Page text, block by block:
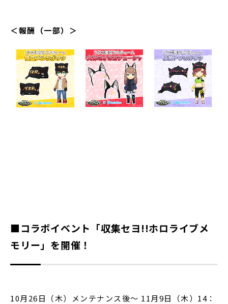
＜報酬（一部）＞
■コラボイベント「収集セヨ!!ホロライブメ
モリー」を開催！
10月26日（木）メンテナンス後～ 11月9日（木）14：